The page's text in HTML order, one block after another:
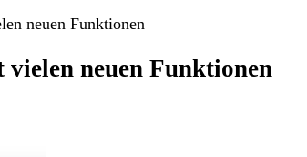
neuen Funktionen
neuen Funktionen